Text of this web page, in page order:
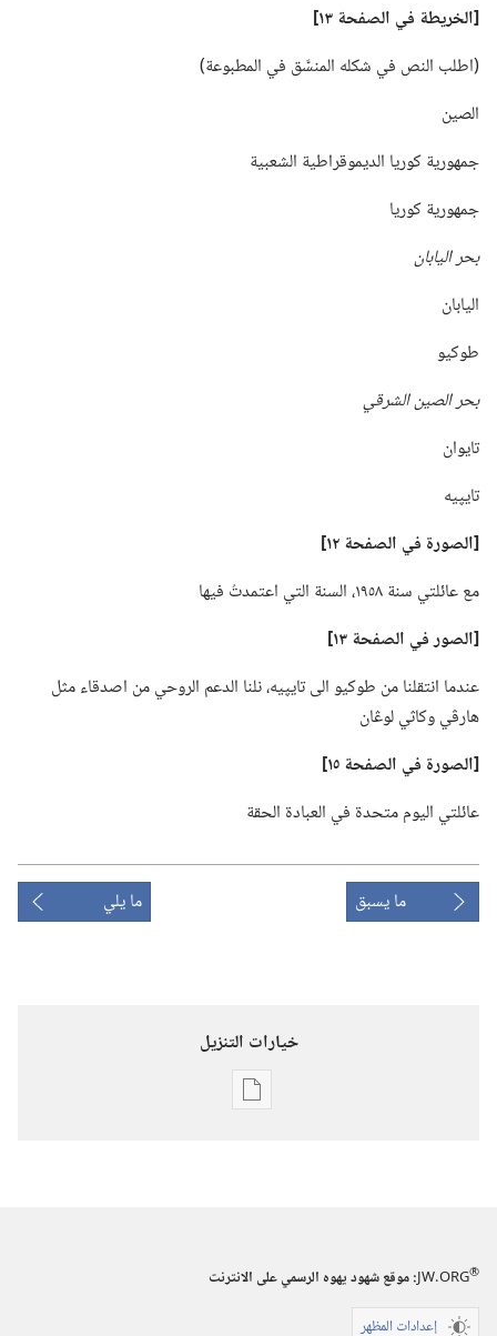
‏[الخريطة في الصفحة ١٣]‏
‏(‏اطلب النص في شكله المنسَّق في المطبوعة)‏
الصين
جمهورية كوريا الديموقراطية الشعبية
جمهورية كوريا
بحر اليابان
اليابان
طوكيو
بحر الصين الشرقي
تايوان
تايپيه
‏[الصورة في الصفحة ١٢]‏
مع عائلتي سنة ١٩٥٨،‏ السنة التي اعتمدتُ فيها
‏[الصور في الصفحة ١٣]‏
عندما انتقلنا من طوكيو الى تايپيه،‏ نلنا الدعم الروحي من اصدقاء مثل
هارڤي وكاثي لوڠان
‏[الصورة في الصفحة ١٥]‏
عائلتي اليوم متحدة في العبادة الحقة
ما يسبق ما يلي
خيارات التنزيل
خيارات
الدراسية)‏
JW.ORG®
:‏ موقع شهود يهوه الرسمي على الانترنت
إعدادات المظهر